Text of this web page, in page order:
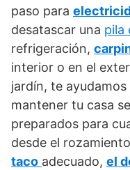
paso para
desatascar una pila
refrigeración,
interior o en el
jardín, te
mantener tu casa
preparados para
desde el
taco adecuado, el